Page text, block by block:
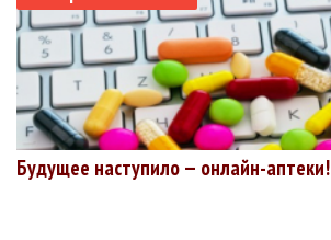
Будущее наступило — онлайн-аптеки!